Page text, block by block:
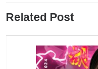
post:
Related Post